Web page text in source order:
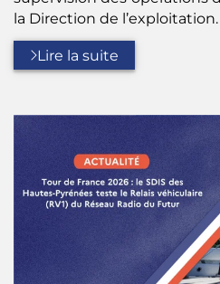
la Direction de l’exploitation.
Lire la suite